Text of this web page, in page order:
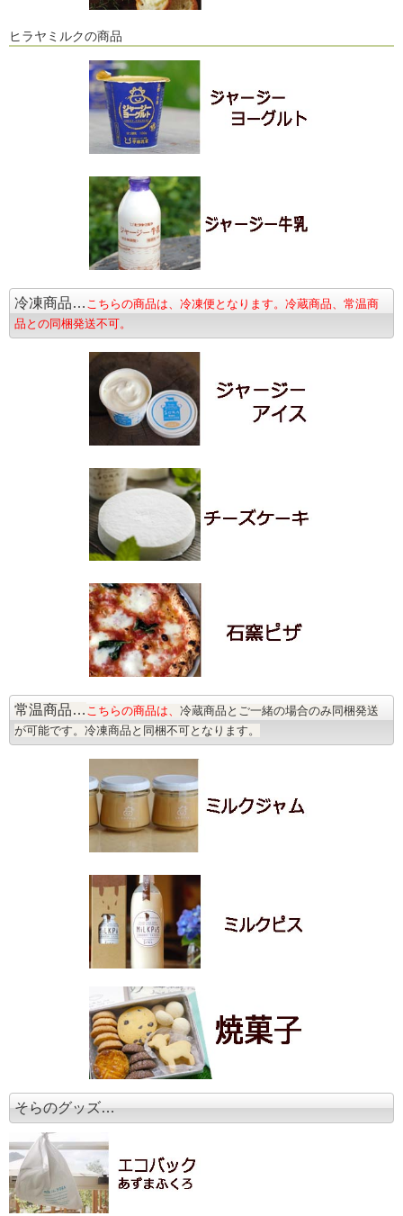
ヒラヤミルクの商品
冷凍商品… こちらの商品は、冷凍便となります。冷蔵商品、常温商
品との同梱発送不可。
常温商品… こちらの商品は、 冷蔵商品とご一緒の場合のみ同梱発送
が可能です。冷凍商品と同梱不可となります。
そらのグッズ…